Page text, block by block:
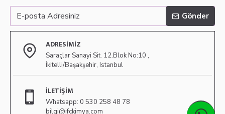
Gönder
ADRESIMIZ
Saraçlar Sanayi Sit. 12.Blok No:10 ,
İkitelli/Başakşehir, Istanbul
İLETIŞIM
Whatsapp: 0 530 258 48 78
bilgi@ifckimya.com